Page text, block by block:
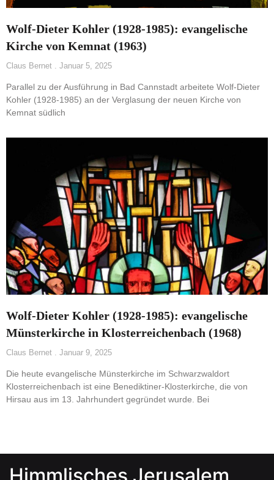
Wolf-Dieter Kohler (1928-1985): evangelische
Kirche von Kemnat (1963)
Claus Bernet Januar 5, 2025
Parallel zu der Ausführung in Bad Cannstadt arbeitete Wolf-Dieter
Kohler (1928-1985) an der Verglasung der neuen Kirche von
Kemnat südlich
Wolf-Dieter Kohler (1928-1985): evangelische
Münsterkirche in Klosterreichenbach (1968)
Claus Bernet Januar 9, 2025
Die heute evangelische Münsterkirche im Schwarzwaldort
Klosterreichenbach ist eine Benediktiner-Klosterkirche, die von
Hirsau aus im 13. Jahrhundert gegründet wurde. Bei
Himmlisches Jerusalem